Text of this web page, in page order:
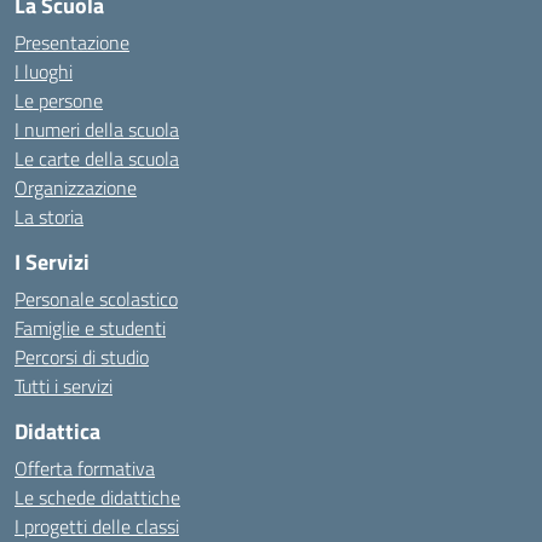
Presentazione
I luoghi
Le persone
I numeri della scuola
Le carte della scuola
Organizzazione
La storia
I Servizi
Personale scolastico
Famiglie e studenti
Percorsi di studio
Tutti i servizi
Didattica
Offerta formativa
Le schede didattiche
I progetti delle classi